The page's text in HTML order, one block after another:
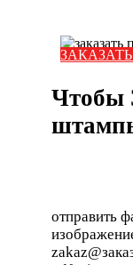
Чтобы
отправить